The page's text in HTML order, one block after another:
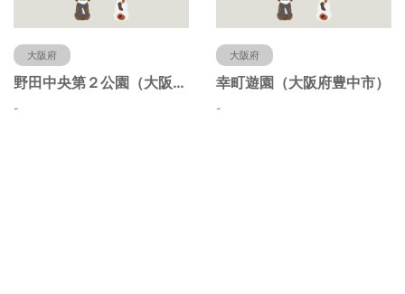
大阪府
野田中央第２公園（大阪府豊中市）
-
大阪府
幸町遊園（大阪府豊中市）
-